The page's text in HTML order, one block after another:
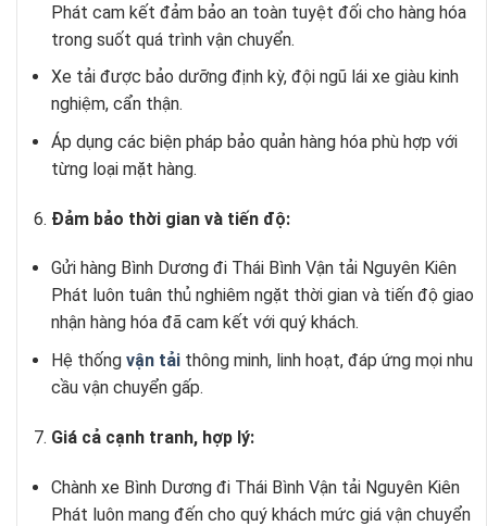
Phát cam kết đảm bảo an toàn tuyệt đối cho hàng hóa
trong suốt quá trình vận chuyển.
Xe tải được bảo dưỡng định kỳ, đội ngũ lái xe giàu kinh
nghiệm, cẩn thận.
Áp dụng các biện pháp bảo quản hàng hóa phù hợp với
từng loại mặt hàng.
Đảm bảo thời gian và tiến độ:
Gửi hàng Bình Dương đi Thái Bình Vận tải Nguyên Kiên
Phát luôn tuân thủ nghiêm ngặt thời gian và tiến độ giao
nhận hàng hóa đã cam kết với quý khách.
Hệ thống vận tảithông minh, linh hoạt, đáp ứng mọi nhu
cầu vận chuyển gấp.
Giá cả cạnh tranh, hợp lý:
Chành xe Bình Dương đi Thái Bình Vận tải Nguyên Kiên
Phát luôn mang đến cho quý khách mức giá vận chuyển